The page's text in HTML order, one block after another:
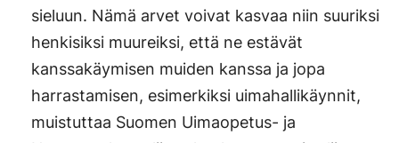
sieluun. Nämä arvet voivat kasvaa niin suuriksi
henkisiksi muureiksi, että ne estävät
kanssakäymisen muiden kanssa ja jopa
harrastamisen, esimerkiksi uimahallikäynnit,
muistuttaa Suomen Uimaopetus- ja